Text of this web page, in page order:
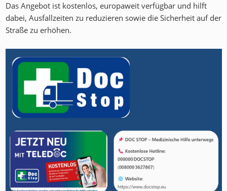
Das Angebot ist kostenlos, europaweit verfügbar und hilft
dabei, Ausfallzeiten zu reduzieren sowie die Sicherheit auf der
Straße zu erhöhen.